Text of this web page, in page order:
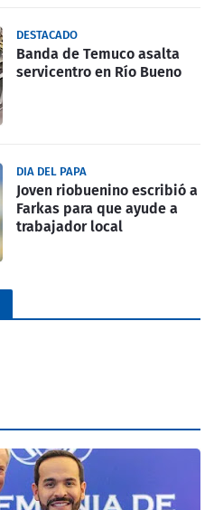
DESTACADO
Banda de Temuco asalta
servicentro en Río Bueno
DIA DEL PAPA
Joven riobuenino escribió a
Farkas para que ayude a
trabajador local